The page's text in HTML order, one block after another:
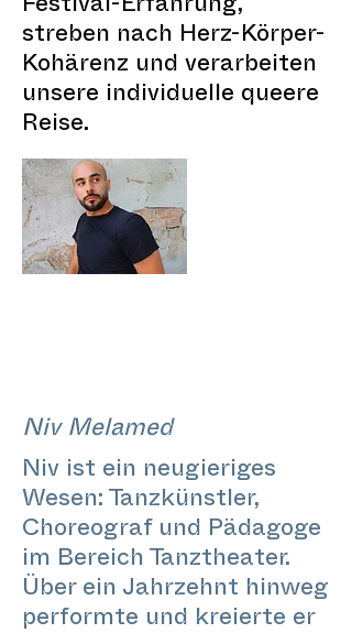
Festival-Erfahrung,
streben nach Herz-Körper-
Kohärenz und verarbeiten
unsere individuelle queere
Reise.
Niv Melamed
Niv ist ein neugieriges
Wesen: Tanzkünstler,
Choreograf und Pädagoge
im Bereich Tanztheater.
Über ein Jahrzehnt hinweg
performte und kreierte er